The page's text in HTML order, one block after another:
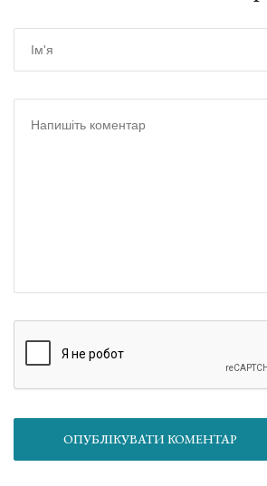
ОПУБЛІКУВАТИ КОМЕНТАР